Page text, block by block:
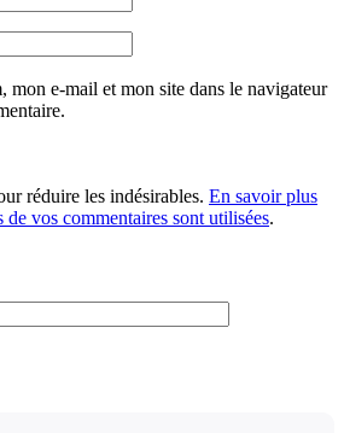
mon e-mail et mon site dans le navigateur
réduire les indésirables. En savoir plus
de vos commentaires sont utilisées.